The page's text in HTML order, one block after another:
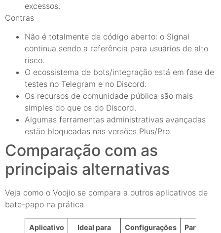
excessos.
Contras
Não é totalmente de código aberto: o Signal
continua sendo a referência para usuários de alto
risco.
O ecossistema de bots/integração está em fase de
testes no Telegram e no Discord.
Os recursos de comunidade pública são mais
simples do que os do Discord.
Algumas ferramentas administrativas avançadas
estão bloqueadas nas versões Plus/Pro.
Comparação com as
principais alternativas
Veja como o Voojio se compara a outros aplicativos de
bate-papo na prática.
Aplicativo Ideal para
Configurações